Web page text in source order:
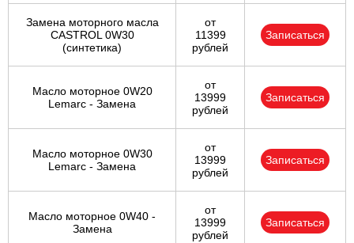
Замена моторного масла
CASTROL 0W30
(синтетика)
от
11399
рублей
Записаться
Масло моторное 0W20
Lemarc - Замена
от
13999
рублей
Записаться
Масло моторное 0W30
Lemarc - Замена
от
13999
рублей
Записаться
Масло моторное 0W40 -
Замена
от
13999
рублей
Записаться